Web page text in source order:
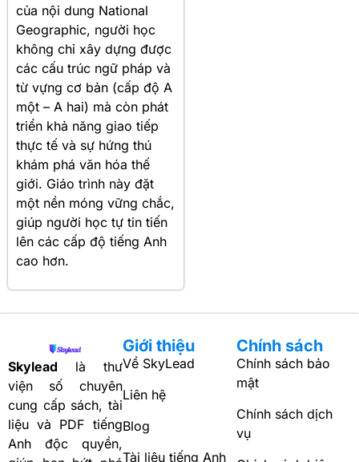
của nội dung National
Geographic, người học
không chỉ xây dựng được
các cấu trúc ngữ pháp và
từ vựng cơ bản (cấp độ A
một – A hai) mà còn phát
triển khả năng giao tiếp
thực tế và sự hứng thú
khám phá văn hóa thế
giới. Giáo trình này đặt
một nền móng vững chắc,
giúp người học tự tin tiến
lên các cấp độ tiếng Anh
cao hơn.
Skylead là thư
viện số chuyên
cung cấp sách, tài
liệu và PDF tiếng
Anh độc quyền,
Giới thiệu
Về SkyLead
Liên hệ
Blog
Tài liệu tiếng Anh
Chính sách
Chính sách bảo
mật
Chính sách dịch
vụ